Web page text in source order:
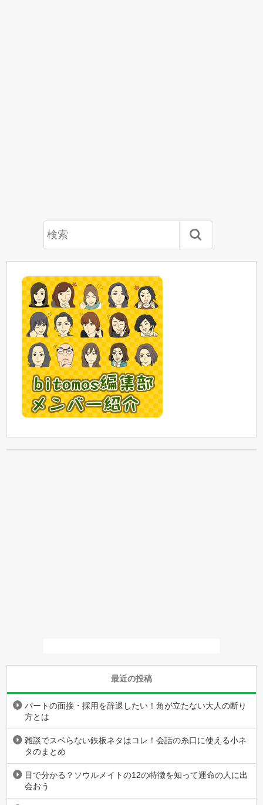
最近の投稿
パートの面接・採用を辞退したい！角が立たない大人の断り
方とは
雑談でスベらない鉄板ネタはコレ！会話の糸口に使える小ネ
タのまとめ
目で分かる？ソウルメイトの12の特徴を知って運命の人に出
会おう